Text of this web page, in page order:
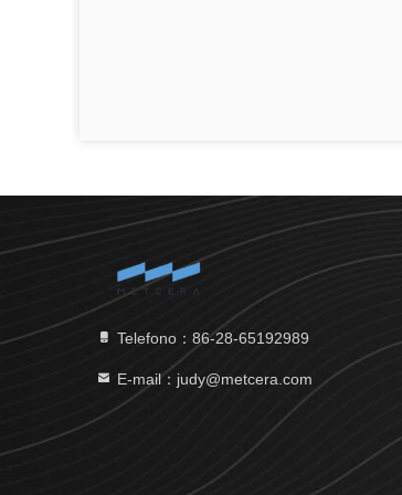
Telefono：86-28-65192989
E-mail：judy@metcera.com